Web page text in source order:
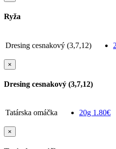
Ryža
Dresing cesnakový (3,7,12)
×
Dresing cesnakový (3,7,12)
Tatárska omáčka 20g 1.80€
×